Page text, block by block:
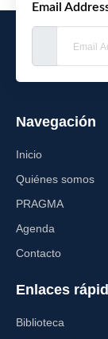
Email
Navegación
Inicio
Quiénes somos
PRAGMA
Agenda
Contacto
Enlaces
Biblioteca